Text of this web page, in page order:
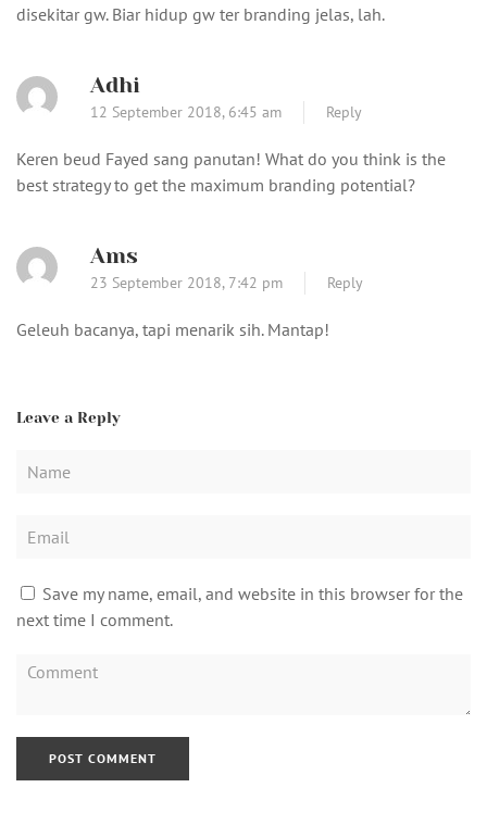
disekitar gw. Biar hidup gw ter branding jelas, lah.
Adhi
12 September 2018, 6:45 am Reply
Keren beud Fayed sang panutan! What do you think is the
best strategy to get the maximum branding potential?
Ams
23 September 2018, 7:42 pm Reply
Geleuh bacanya, tapi menarik sih. Mantap!
Leave a Reply
Save my name, email, and website in this browser for the
next time I comment.